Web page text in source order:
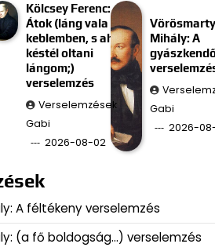
Kölcsey Ferenc:
Átok (láng vala
keblemben, s ah
késtél oltani
lángom;)
verselemzés
Verselemzések
Gabi
2026-08-02
Vörösmarty
Mihály: A
Gabi
2026-
A féltékeny verselemzés
(a fő boldogság…) verselemzés